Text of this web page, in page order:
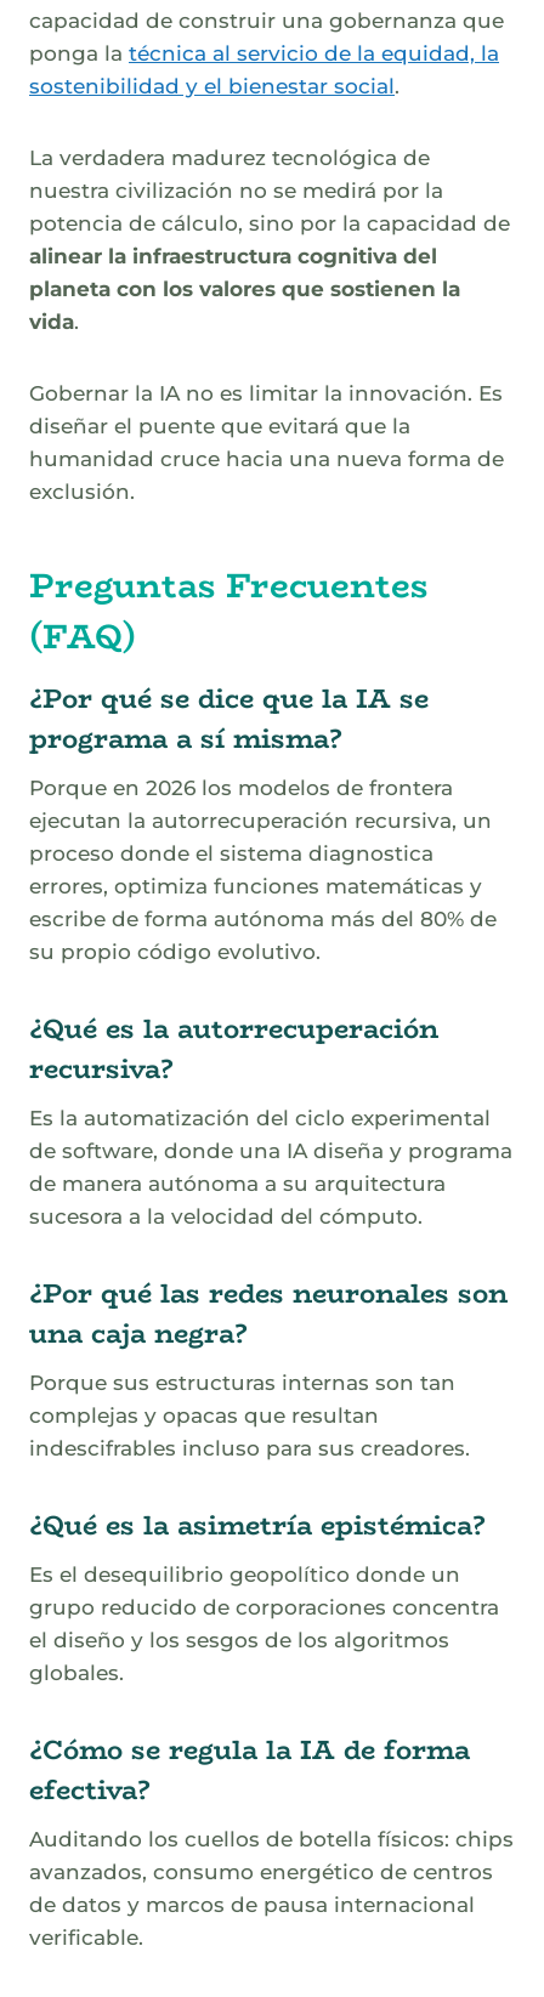
capacidad de construir una gobernanza que
ponga la técnica al servicio de la equidad, la
sostenibilidad y el bienestar social.
La verdadera madurez tecnológica de
nuestra civilización no se medirá por la
potencia de cálculo, sino por la capacidad de
alinear la infraestructura cognitiva del
planeta con los valores que sostienen la
vida.
Gobernar la IA no es limitar la innovación. Es
diseñar el puente que evitará que la
humanidad cruce hacia una nueva forma de
exclusión.
Preguntas Frecuentes
(FAQ)
¿Por qué se dice que la IA se
programa a sí misma?
Porque en 2026 los modelos de frontera
ejecutan la autorrecuperación recursiva, un
proceso donde el sistema diagnostica
errores, optimiza funciones matemáticas y
escribe de forma autónoma más del 80% de
su propio código evolutivo.
¿Qué es la autorrecuperación
recursiva?
Es la automatización del ciclo experimental
de software, donde una IA diseña y programa
de manera autónoma a su arquitectura
sucesora a la velocidad del cómputo.
¿Por qué las redes neuronales son
una caja negra?
Porque sus estructuras internas son tan
complejas y opacas que resultan
indescifrables incluso para sus creadores.
¿Qué es la asimetría epistémica?
Es el desequilibrio geopolítico donde un
grupo reducido de corporaciones concentra
el diseño y los sesgos de los algoritmos
globales.
¿Cómo se regula la IA de forma
efectiva?
Auditando los cuellos de botella físicos: chips
avanzados, consumo energético de centros
de datos y marcos de pausa internacional
verificable.